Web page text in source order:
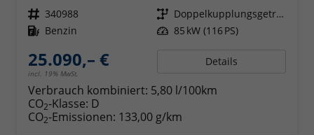
Fahrzeugnr. 340988 Getriebe
Doppelkupplungsgetriebe (DSG)
Kraftstoff Benzin Leistung 85 kW (116 PS)
25.090,– €
incl. 19% MwSt.
Details
Verbrauch kombiniert: 5,80 l/100km
CO2-Klasse: D
CO2-Emissionen: 133,00 g/km